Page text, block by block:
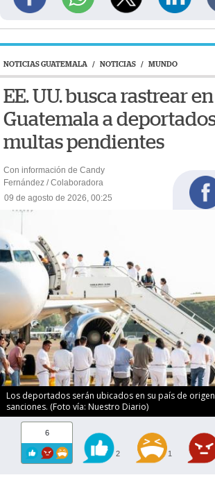
NOTICIAS GUATEMALA / NOTICIAS / MUNDO
EE. UU. busca rastrear en
Guatemala a
multas pendientes
Con información de Candy
Fernández / Colaboradora
09 de agosto de 2026, 00:25
Los deportados serán ubicados en su país de
sanciones. (Foto vía: Nuestro Diario)
6
2 1